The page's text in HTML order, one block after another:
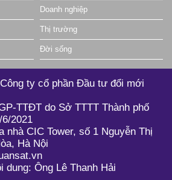
Doanh nghiệp
Thị trường
Đời sống
ty cổ phần Đầu tư đổi mới
TTĐT do Sở TTTT Thành phố
2021
nhà CIC Tower, số 1 Nguyễn Thị
Hà Nội
dung: Ông Lê Thanh Hải